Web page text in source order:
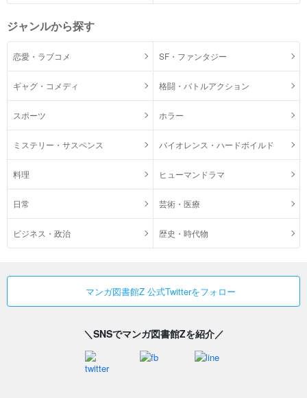
ジャンルから探す
恋愛・ラブコメ SF・ファンタジー
ギャグ・コメディ 格闘・バトルアクション
スポーツ ホラー
ミステリー・サスペンス バイオレンス・ハードボイルド
料理 ヒューマンドラマ
日常 芸術・医療
ビジネス・政治 歴史・時代物
マンガ図書館Z 公式Twitterをフォロー
＼SNSでマンガ図書館Zを紹介／